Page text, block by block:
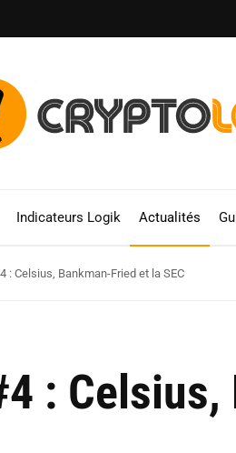
Indicateurs Logik Actualités
: Celsius, Bankman-Fried et la SEC
: